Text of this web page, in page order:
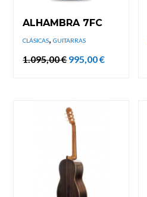
ALHAMBRA 7FC
CLÁSICAS,GUITARRAS
1.095,00€El
precio
995,00€El